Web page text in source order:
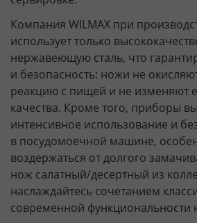
Компания WILMAX при
использует только
нержавеющую сталь, что
и безопасность: ножи не
реакцию с пищей и не изменяют
качества. Кроме того, приборы
интенсивное использование и
в посудомоечной машине,
воздержаться от долгого
нож салатный/десертный из
наслаждайтесь сочетанием
современной функциональности